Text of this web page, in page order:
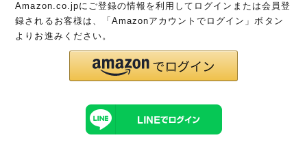
Amazon.co.jpにご登録の情報を利用してログインまたは会員登
録されるお客様は、「Amazonアカウントでログイン」ボタン
よりお進みください。